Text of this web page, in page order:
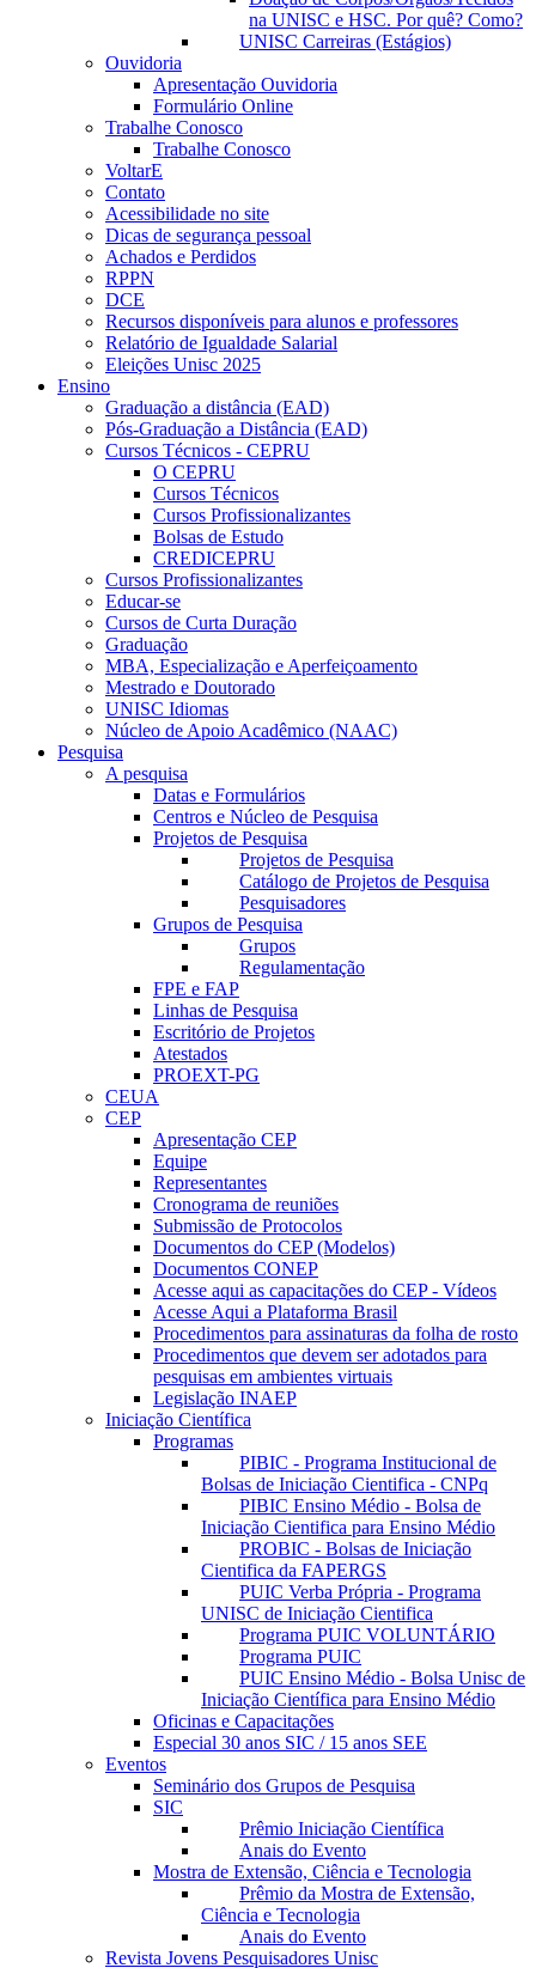
na UNISC e HSC. Por quê? Como?
UNISC Carreiras (Estágios)
Ouvidoria
Apresentação Ouvidoria
Formulário Online
Trabalhe Conosco
Trabalhe Conosco
VoltarE
Contato
Acessibilidade no site
Dicas de segurança pessoal
Achados e Perdidos
RPPN
DCE
Recursos disponíveis para alunos e professores
Relatório de Igualdade Salarial
Eleições Unisc 2025
Ensino
Graduação a distância (EAD)
Pós-Graduação a Distância (EAD)
Cursos Técnicos - CEPRU
O CEPRU
Cursos Técnicos
Cursos Profissionalizantes
Bolsas de Estudo
CREDICEPRU
Cursos Profissionalizantes
Educar-se
Cursos de Curta Duração
Graduação
MBA, Especialização e Aperfeiçoamento
Mestrado e Doutorado
UNISC Idiomas
Núcleo de Apoio Acadêmico (NAAC)
Pesquisa
A pesquisa
Datas e Formulários
Centros e Núcleo de Pesquisa
Projetos de Pesquisa
Projetos de Pesquisa
Catálogo de Projetos de Pesquisa
Pesquisadores
Grupos de Pesquisa
Grupos
Regulamentação
FPE e FAP
Linhas de Pesquisa
Escritório de Projetos
Atestados
PROEXT-PG
CEUA
CEP
Apresentação CEP
Equipe
Representantes
Cronograma de reuniões
Submissão de Protocolos
Documentos do CEP (Modelos)
Documentos CONEP
Acesse aqui as capacitações do CEP - Vídeos
Acesse Aqui a Plataforma Brasil
Procedimentos para assinaturas da folha de rosto
Procedimentos que devem ser adotados para
pesquisas em ambientes virtuais
Legislação INAEP
Iniciação Científica
Programas
PIBIC - Programa Institucional de
Bolsas de Iniciação Cientifica - CNPq
PIBIC Ensino Médio - Bolsa de
Iniciação Cientifica para Ensino Médio
PROBIC - Bolsas de Iniciação
Cientifica da FAPERGS
PUIC Verba Própria - Programa
UNISC de Iniciação Cientifica
Programa PUIC VOLUNTÁRIO
Programa PUIC
PUIC Ensino Médio - Bolsa Unisc de
Iniciação Científica para Ensino Médio
Oficinas e Capacitações
Especial 30 anos SIC / 15 anos SEE
Eventos
Seminário dos Grupos de Pesquisa
SIC
Prêmio Iniciação Científica
Anais do Evento
Mostra de Extensão, Ciência e Tecnologia
Prêmio da Mostra de Extensão,
Ciência e Tecnologia
Anais do Evento
Revista Jovens Pesquisadores Unisc